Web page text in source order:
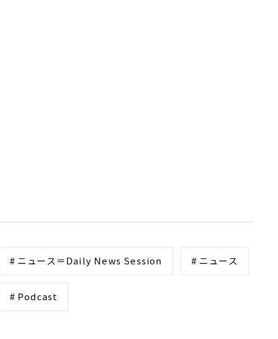
# ニュース＝Daily News Session # ニュース
# Podcast